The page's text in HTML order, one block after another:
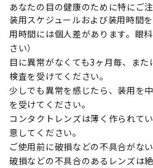
あなたの目の健康のために特にご
装用スケジュールおよび装用時間
用時間には個人差があります。眼
さい）
目に異常がなくても3ヶ月毎、ま
検査を受けてください。
少しでも異常を感じたら、装用を
を受けてください。
コンタクトレンズは薄く作られて
意してください。
ご使用前に破損などの不具合がな
破損などの不具合のあるレンズは